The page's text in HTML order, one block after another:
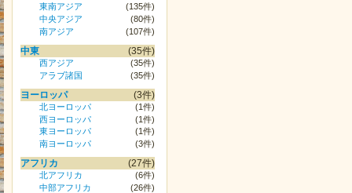
東南アジア
(135件)
中央アジア
(80件)
南アジア
(107件)
中東 (35件)
西アジア
(35件)
アラブ諸国
(35件)
ヨーロッパ (3件)
北ヨーロッパ
(1件)
西ヨーロッパ
(1件)
東ヨーロッパ
(1件)
南ヨーロッパ
(3件)
アフリカ (27件)
北アフリカ
(6件)
中部アフリカ
(26件)